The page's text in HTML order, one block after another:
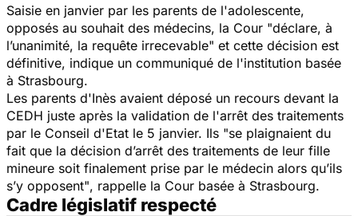
Saisie en janvier par les parents de l'adolescente,
opposés au souhait des médecins, la Cour "déclare, à
l’unanimité, la requête irrecevable" et cette décision est
définitive, indique un communiqué de l'institution basée
à Strasbourg.
Les parents d'Inès avaient déposé un recours devant la
CEDH juste après la validation de l'arrêt des traitements
par le Conseil d'Etat le 5 janvier. Ils "se plaignaient du
fait que la décision d’arrêt des traitements de leur fille
mineure soit finalement prise par le médecin alors qu’ils
s’y opposent", rappelle la Cour basée à Strasbourg.
Cadre législatif respecté